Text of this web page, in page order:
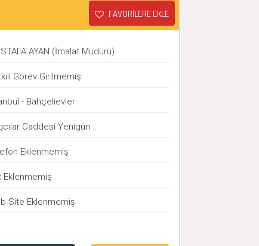
FAVORİLERE EKLE
AYAN (İmalat Müdürü)
Görev Girilmemiş
- Bahçelievler
Caddesi Yenigün ..
Eklenmemiş
Eklenmemiş
Site Eklenmemiş